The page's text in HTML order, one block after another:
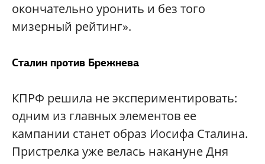
окончательно уронить и без того
мизерный рейтинг».
Сталин против Брежнева
КПРФ решила не экспериментировать:
одним из главных элементов ее
кампании станет образ Иосифа Сталина.
Пристрелка уже велась накануне Дня